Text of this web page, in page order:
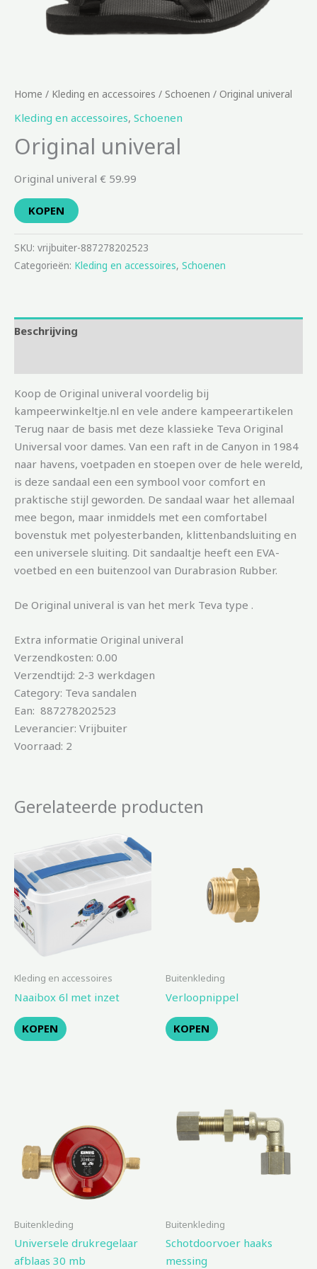
Home / Kleding en accessoires / Schoenen / Original univeral
Kleding en accessoires, Schoenen
Original univeral
Original univeral € 59.99
KOPEN
SKU: vrijbuiter-887278202523
Categorieën: Kleding en accessoires, Schoenen
Beschrijving
Koop de Original univeral voordelig bij
kampeerwinkeltje.nl en vele andere kampeerartikelen
Terug naar de basis met deze klassieke Teva Original
Universal voor dames. Van een raft in de Canyon in 1984
naar havens, voetpaden en stoepen over de hele wereld,
is deze sandaal een een symbool voor comfort en
praktische stijl geworden. De sandaal waar het allemaal
mee begon, maar inmiddels met een comfortabel
bovenstuk met polyesterbanden, klittenbandsluiting en
een universele sluiting. Dit sandaaltje heeft een EVA-
voetbed en een buitenzool van Durabrasion Rubber.
De Original univeral is van het merk Teva type .
Extra informatie Original univeral
Verzendkosten: 0.00
Verzendtijd: 2-3 werkdagen
Category: Teva sandalen
Ean: 887278202523
Leverancier: Vrijbuiter
Voorraad: 2
Gerelateerde producten
Kleding en accessoires
Naaibox 6l met inzet
KOPEN
Buitenkleding
Verloopnippel
KOPEN
Buitenkleding
Universele drukregelaar
afblaas 30 mb
Buitenkleding
Schotdoorvoer haaks
messing